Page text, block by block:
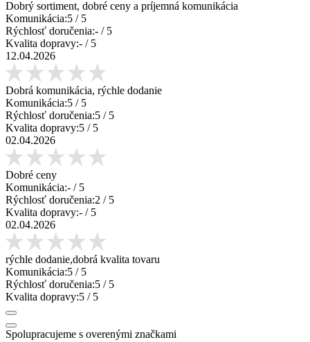
Dobrý sortiment, dobré ceny a príjemná komunikácia
Komunikácia:5 / 5
Rýchlosť doručenia:- / 5
Kvalita dopravy:- / 5
12.04.2026
Dobrá komunikácia, rýchle dodanie
Komunikácia:5 / 5
Rýchlosť doručenia:5 / 5
Kvalita dopravy:5 / 5
02.04.2026
Dobré ceny
Komunikácia:- / 5
Rýchlosť doručenia:2 / 5
Kvalita dopravy:- / 5
02.04.2026
rýchle dodanie,dobrá kvalita tovaru
Komunikácia:5 / 5
Rýchlosť doručenia:5 / 5
Kvalita dopravy:5 / 5
Spolupracujeme s overenými značkami